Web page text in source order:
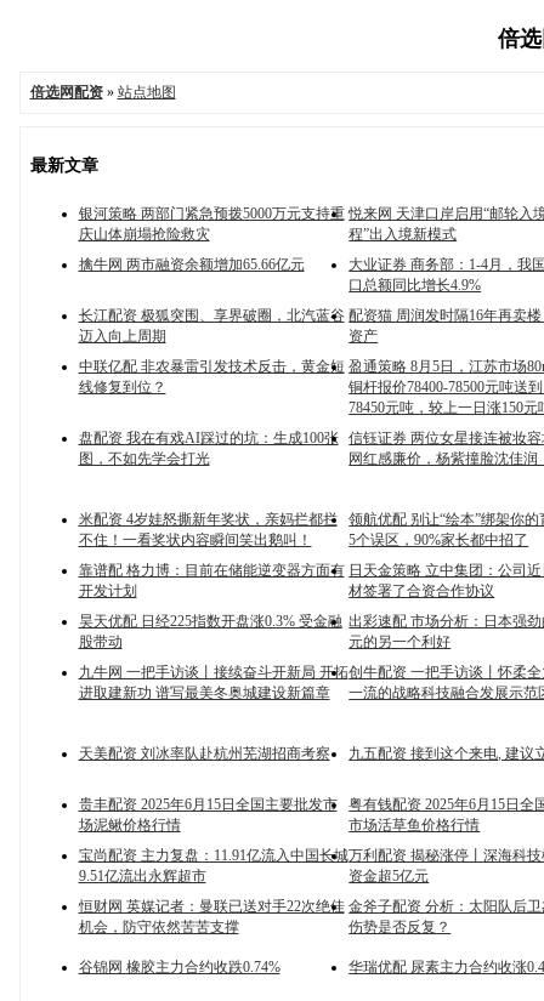
倍
倍选网配资» 站点地图
最新文章
银河策略 两部门紧急预拨5000万元支持重
庆山体崩塌抢险救灾
悦来网 天津口岸启用“邮轮入
程”出入境新模式
擒牛网 两市融资余额增加65.66亿元
大业证券 商务部：1-4月，我
口总额同比增长4.9%
长江配资 极狐突围、享界破圈，北汽蓝谷
迈入向上周期
配资猫 周润发时隔16年再卖
资产
中联亿配 非农暴雷引发技术反击，黄金短
线修复到位？
盈通策略 8月5日，江苏市场
铜杆报价78400-78500元吨送
78450元吨，较上一日涨150元
盘配资 我在有戏AI踩过的坑：生成100张
图，不如先学会打光
信钰证券 两位女星接连被妆
网红感廉价，杨紫撞脸沈佳润
米配资 4岁娃怒撕新年奖状，亲妈拦都拦
不住！一看奖状内容瞬间笑出鹅叫！
领航优配 别让“绘本”绑架你
5个误区，90%家长都中招了
靠谱配 格力博：目前在储能逆变器方面有
开发计划
日天金策略 立中集团：公司
材签署了合资合作协议
昊天优配 日经225指数开盘涨0.3% 受金融
股带动
出彩速配 市场分析：日本强
元的另一个利好
九牛网 一把手访谈丨接续奋斗开新局 开拓
进取建新功 谱写最美冬奥城建设新篇章
创牛配资 一把手访谈丨怀柔
一流的战略科技融合发展示范
天美配资 刘冰率队赴杭州芜湖招商考察 九五配资 接到这个来电, 建议
贵丰配资 2025年6月15日全国主要批发市
场泥鳅价格行情
粤有钱配资 2025年6月15日全
市场活草鱼价格行情
宝尚配资 主力复盘：11.91亿流入中国长城
9.51亿流出永辉超市
万利配资 揭秘涨停丨深海科
资金超5亿元
恒财网 英媒记者：曼联已送对手22次绝佳
机会，防守依然苦苦支撑
金斧子配资 分析：太阳队后卫
伤势是否反复？
谷锦网 橡胶主力合约收跌0.74% 华瑞优配 尿素主力合约收涨